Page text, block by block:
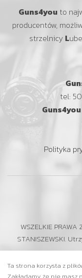
Guns4you to
producentów,
strzelnicy L
tel:
Guns4you
Polityka
WSZELKIE PRAWA
STANISZEWSKI.
Ta strona korzysta z